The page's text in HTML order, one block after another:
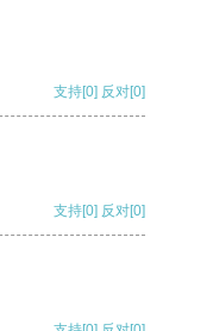
支持[0] 反对[0]
支持[0] 反对[0]